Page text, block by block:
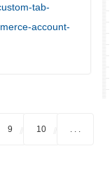
tab-
account-
9 10